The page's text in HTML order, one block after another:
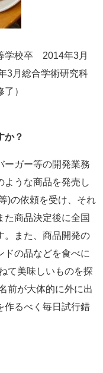
学校卒 2014年3月
3月総合学術研究科
了）
か？
ガー等の開発業務
ような商品を発売し
)の依頼を受け、それ
た商品決定後に全国
。また、商品開発の
ドの品などを食べに
て美味しいものを探
前が大体的に外に出
作るべく毎日試行錯